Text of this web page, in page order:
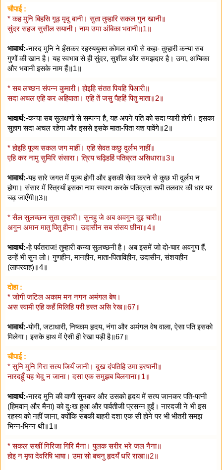
चौपाई :
* कह मुनि बिहसि गूढ़ मृदु बानी। सुता तुम्हारि सकल गुन खानी॥
सुंदर सहज सुसील सयानी। नाम उमा अंबिका भवानी॥1॥
भावार्थ:-नारद मुनि ने हँसकर रहस्ययुक्त कोमल वाणी से कहा- तुम्हारी कन्या सब
गुणों की खान है। यह स्वभाव से ही सुंदर, सुशील और समझदार है। उमा, अम्बिका
और भवानी इसके नाम हैं॥1॥
* सब लच्छन संपन्न कुमारी। होइहि संतत पियहि पिआरी॥
सदा अचल एहि कर अहिवाता। एहि तें जसु पैहहिं पितु माता॥2॥
भावार्थ:-कन्या सब सुलक्षणों से सम्पन्न है, यह अपने पति को सदा प्यारी होगी। इसका
सुहाग सदा अचल रहेगा और इससे इसके माता-पिता यश पावेंगे॥2॥
* होइहि पूज्य सकल जग माहीं। एहि सेवत कछु दुर्लभ नाहीं॥
एहि कर नामु सुमिरि संसारा। त्रिय चढ़िहहिं पतिब्रत असिधारा॥3॥
भावार्थ:-यह सारे जगत में पूज्य होगी और इसकी सेवा करने से कुछ भी दुर्लभ न
होगा। संसार में स्त्रियाँ इसका नाम स्मरण करके पतिव्रता रूपी तलवार की धार पर
चढ़ जाएँगी॥3॥
* सैल सुलच्छन सुता तुम्हारी। सुनहु जे अब अवगुन दुइ चारी॥
अगुन अमान मातु पितु हीना। उदासीन सब संसय छीना॥4॥
भावार्थ:-हे पर्वतराज! तुम्हारी कन्या सुलच्छनी है। अब इसमें जो दो-चार अवगुण हैं,
उन्हें भी सुन लो। गुणहीन, मानहीन, माता-पिताविहीन, उदासीन, संशयहीन
(लापरवाह)॥4॥
दोहा :
* जोगी जटिल अकाम मन नगन अमंगल बेष।
अस स्वामी एहि कहँ मिलिहि परी हस्त असि रेख॥67॥
भावार्थ:-योगी, जटाधारी, निष्काम हृदय, नंगा और अमंगल वेष वाला, ऐसा पति इसको
मिलेगा। इसके हाथ में ऐसी ही रेखा पड़ी है॥67॥
चौपाई :
* सुनि मुनि गिरा सत्य जियँ जानी। दुख दंपतिहि उमा हरषानी॥
नारदहूँ यह भेदु न जाना। दसा एक समुझब बिलगाना॥1॥
भावार्थ:-नारद मुनि की वाणी सुनकर और उसको हृदय में सत्य जानकर पति-पत्नी
(हिमवान् और मैना) को दुःख हुआ और पार्वतीजी प्रसन्न हुईं। नारदजी ने भी इस
रहस्य को नहीं जाना, क्योंकि सबकी बाहरी दशा एक सी होने पर भी भीतरी समझ
भिन्न-भिन्न थी॥1॥
* सकल सखीं गिरिजा गिरि मैना। पुलक सरीर भरे जल नैना॥
होइ न मृषा देवरिषि भाषा। उमा सो बचनु हृदयँ धरि राखा॥2॥